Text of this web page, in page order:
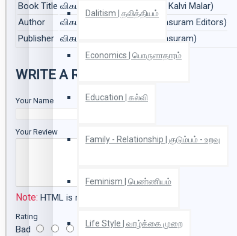
Dalitism | தலித்தியம்
Economics | பொருளாதாரம்
Education | கல்வி
Family - Relationship | குடும்பம் - உறவு
Feminism | பெண்ணியம்
Life Style | வாழ்க்கை முறை
Book Title விகடன் கல்வி மலர் (Vikatan Kalvi Malar)
Author
விகடன் பிரசுரம் (Vikatan Prasuram Editors)
Publisher விகடன் பிரசுரம் (Vikatan Prasuram)
WRITE A REVIEW
Your Name
Your Review
Note: HTML is not translated!
Rating
Bad Good